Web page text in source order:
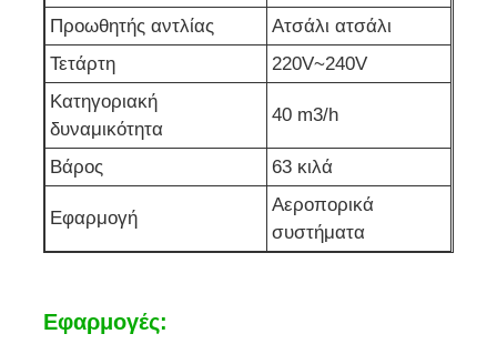
Προωθητής αντλίας
Ατσάλι ατσάλι
Τετάρτη
220V~240V
Κατηγοριακή
δυναμικότητα
40 m3/h
Βάρος 63 κιλά
Εφαρμογή
Αεροπορικά
συστήματα
Εφαρμογές: